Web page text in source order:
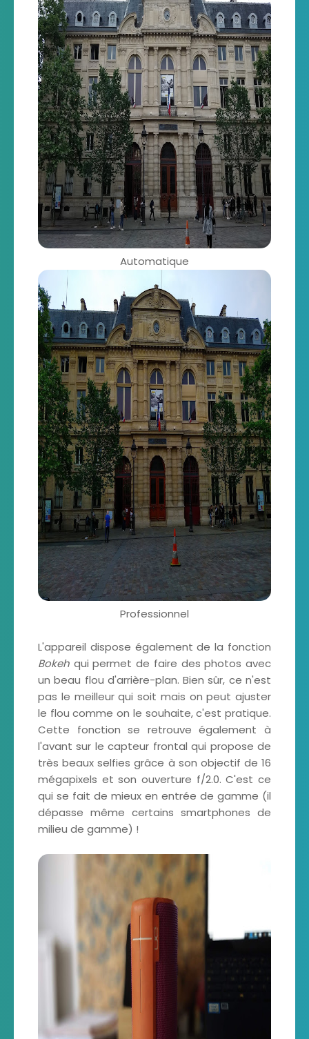
Automatique
Professionnel
L'appareil dispose également de la fonction
Bokeh qui permet de faire des photos avec
un beau flou d'arrière-plan. Bien sûr, ce n'est
pas le meilleur qui soit mais on peut ajuster
le flou comme on le souhaite, c'est pratique.
Cette fonction se retrouve également à
l'avant sur le capteur frontal qui propose de
très beaux selfies grâce à son objectif de 16
mégapixels et son ouverture f/2.0. C'est ce
qui se fait de mieux en entrée de gamme (il
dépasse même certains smartphones de
milieu de gamme) !